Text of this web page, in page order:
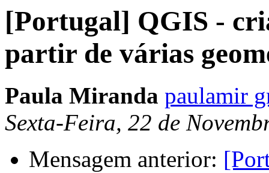
[Portugal] QGIS -
partir de várias
Paula Miranda paulamir
Sexta-Feira, 22 de
Mensagem anterior: